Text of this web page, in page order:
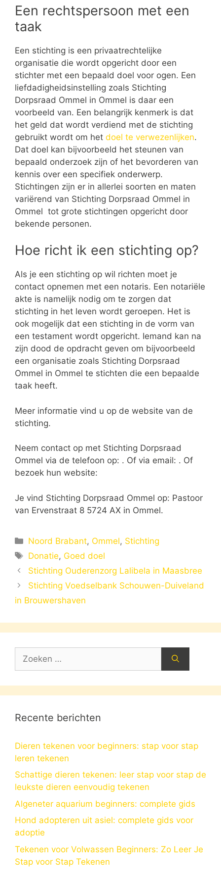
Een rechtspersoon met een
taak
Een stichting is een privaatrechtelijke
organisatie die wordt opgericht door een
stichter met een bepaald doel voor ogen. Een
liefdadigheidsinstelling zoals Stichting
Dorpsraad Ommel in Ommel is daar een
voorbeeld van. Een belangrijk kenmerk is dat
het geld dat wordt verdiend met de stichting
gebruikt wordt om het doel te verwezenlijken.
Dat doel kan bijvoorbeeld het steunen van
bepaald onderzoek zijn of het bevorderen van
kennis over een specifiek onderwerp.
Stichtingen zijn er in allerlei soorten en maten
variërend van Stichting Dorpsraad Ommel in
Ommel tot grote stichtingen opgericht door
bekende personen.
Hoe richt ik een stichting op?
Als je een stichting op wil richten moet je
contact opnemen met een notaris. Een notariële
akte is namelijk nodig om te zorgen dat
stichting in het leven wordt geroepen. Het is
ook mogelijk dat een stichting in de vorm van
een testament wordt opgericht. Iemand kan na
zijn dood de opdracht geven om bijvoorbeeld
een organisatie zoals Stichting Dorpsraad
Ommel in Ommel te stichten die een bepaalde
taak heeft.
Meer informatie vind u op de website van de
stichting.
Neem contact op met Stichting Dorpsraad
Ommel via de telefoon op: . Of via email: . Of
bezoek hun website:
Je vind Stichting Dorpsraad Ommel op: Pastoor
van Ervenstraat 8 5724 AX in Ommel.
Categorieën
Noord Brabant, Ommel, Stichting
Tags
Donatie, Goed doel
Stichting Ouderenzorg Lalibela in Maasbree
Stichting Voedselbank Schouwen-Duiveland
in Brouwershaven
naar:
Recente berichten
Dieren tekenen voor beginners: stap voor stap
leren tekenen
Schattige dieren tekenen: leer stap voor stap de
leukste dieren eenvoudig tekenen
Algeneter aquarium beginners: complete gids
Hond adopteren uit asiel: complete gids voor
adoptie
Tekenen voor Volwassen Beginners: Zo Leer Je
Stap voor Stap Tekenen